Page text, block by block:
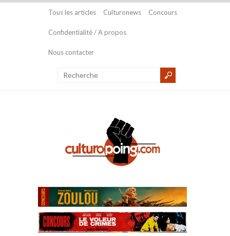
Tous les articles Culturonews Concours
Confidentialité / A propos
Nous contacter